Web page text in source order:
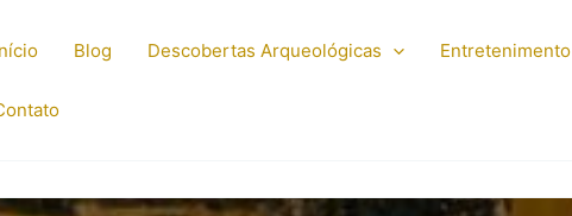
Blog Descobertas Arqueológicas Entretenimento